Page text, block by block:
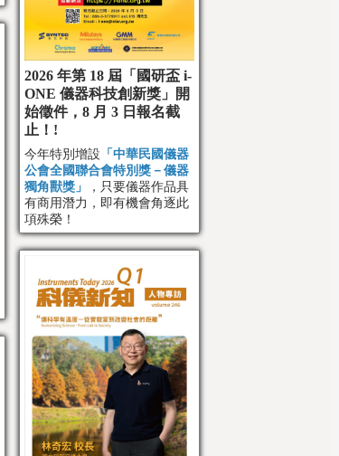
2026 年第 18 屆「國研盃 i-
ONE 儀器科技創新獎」開
始徵件，8 月 3 日報名截
止！!
今年特別增設 「中華民國儀器
公會全國聯合會特別獎－儀器
獨角獸獎」
，只要儀器作品具
有商用潛力，即有機會角逐此
項殊榮！